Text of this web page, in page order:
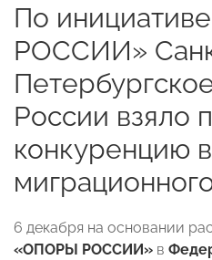
По
РОССИИ»
России взяло
конкуренцию
6 декабря на основании
«ОПОРЫ РОССИИ» в